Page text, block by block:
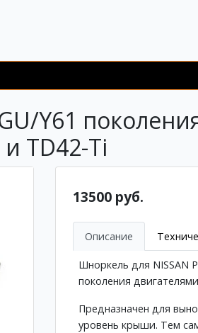
Y61
TD42-Ti
13500 руб.
Описание
Шноркель для NISSAN
поколения
Предназначен для
уровень крыши. Тем